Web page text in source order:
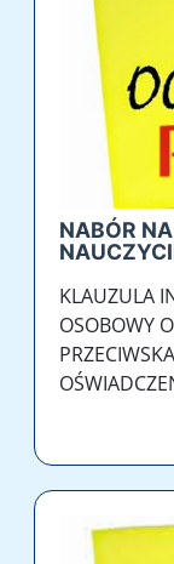
NABÓR
KLAUZULA
OSOBOWY